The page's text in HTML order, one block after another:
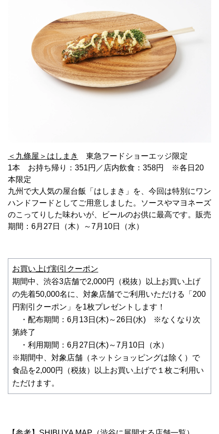
＜九條屋＞はしまき
東急フードショーエッジ限定
1本 お持ち帰り：351円／店内飲食：358円 ※各日20
本限定
九州で大人気の屋台飯「はしまき」を、今回は特別にワン
ハンドフードとしてご用意しました。ソースやマヨネーズ
のこってりした味わいが、ビールのお供に最高です。販売
期間：6月27日（木）～7月10日（水）
お買い上げ割引クーポン
期間中、渋谷3店舗で2,000円（税抜）以上お買い上げ
の先着50,000名に、対象店舗でご利用いただける「200
円割引クーポン」を1枚プレゼントします！
・配布期間：6月13日(木)～26日(水) ※なくなり次
第終了
・利用期間：6月27日(木)～7月10日（水）
※期間中、対象店舗（ネットショッピングは除く）で
食品を2,000円（税抜）以上お買い上げで１枚ご利用い
ただけます。